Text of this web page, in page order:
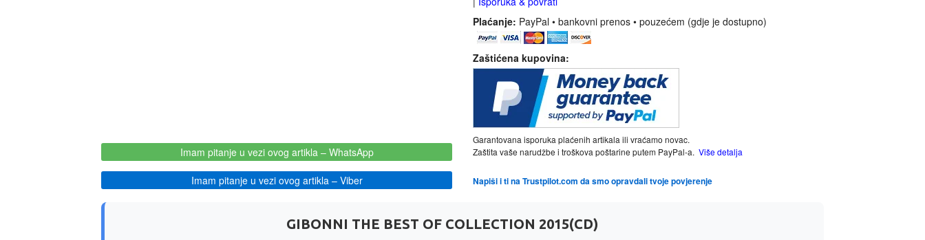
Imam pitanje u vezi ovog artikla– WhatsApp
Imam pitanje u vezi ovog artikla– Viber
Plaćanje: PayPal • bankovni prenos • pouzećem (gdje je dostupno)
Zaštićena kupovina:
Garantovana isporuka plaćenih artikala ili vraćamo novac.
Zaštita vaše narudžbe i troškova poštarine putem PayPal-a. Više detalja
Napiši i ti na Trustpilot.com da smo opravdali tvoje povjerenje
GIBONNI THE BEST OF COLLECTION 2015(CD)